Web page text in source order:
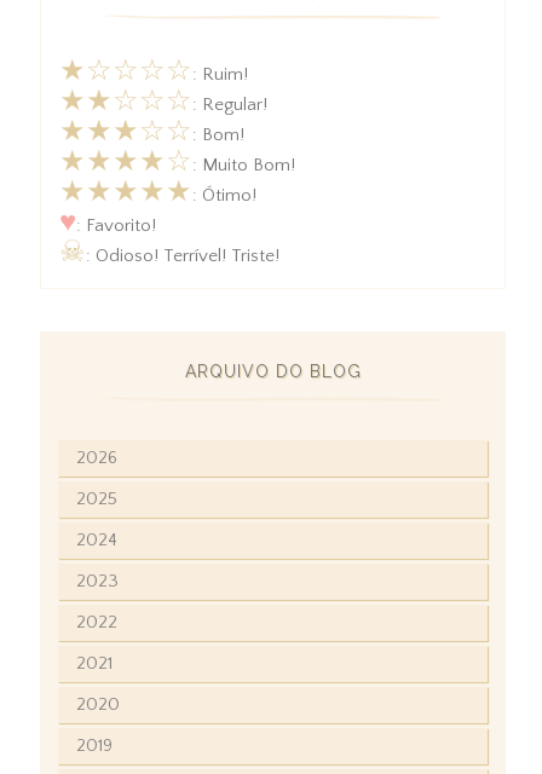
★☆☆☆☆: Ruim!
★★☆☆☆: Regular!
★★★☆☆: Bom!
★★★★☆: Muito Bom!
★★★★★: Ótimo!
♥: Favorito!
☠: Odioso! Terrível! Triste!
ARQUIVO DO BLOG
2026
2025
2024
2023
2022
2021
2020
2019